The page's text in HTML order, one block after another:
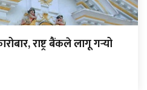
राष्ट्र बैंकले लागू गर्‍यो